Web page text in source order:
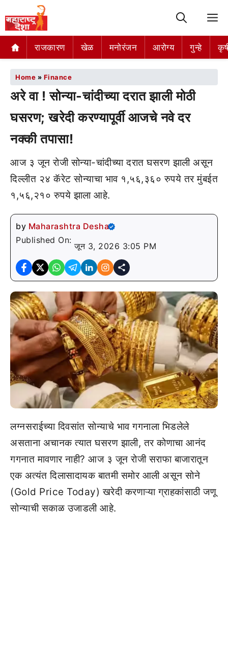
राजकारण खेळ मनोरंजन आरोग्य गुन्हे
Home » Finance
अरे वा ! सोन्या-चांदीच्या दरात झाली मोठी
घसरण; खरेदी करण्यापूर्वी आजचे नवे दर
नक्की तपासा!
आज ३ जून रोजी सोन्या-चांदीच्या दरात घसरण झाली असून
दिल्लीत २४ कॅरेट सोन्याचा भाव १,५६,३६० रुपये तर मुंबईत
१,५६,२१० रुपये झाला आहे.
by Maharashtra Desha
Published On:
जून 3, 2026 3:05 PM
लग्नसराईच्या दिवसांत सोन्याचे भाव गगनाला भिडलेले
असताना अचानक त्यात घसरण झाली, तर कोणाचा आनंद
गगनात मावणार नाही? आज ३ जून रोजी सराफा बाजारातून
एक अत्यंत दिलासादायक बातमी समोर आली असून सोने
(Gold Price Today) खरेदी करणाऱ्या ग्राहकांसाठी जणू
सोन्याची सकाळ उजाडली आहे.